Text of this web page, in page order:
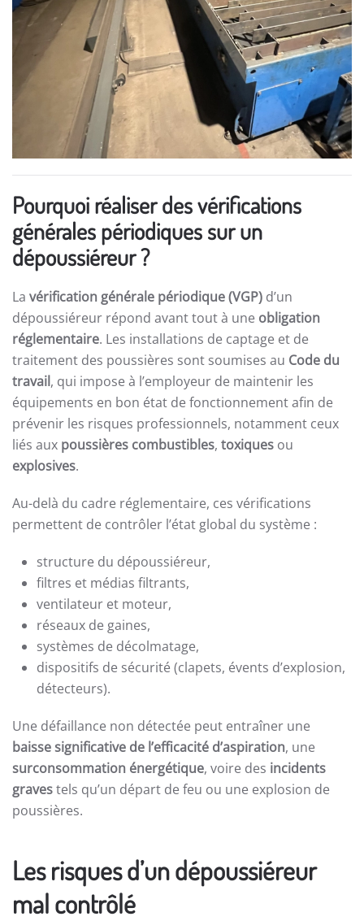
Pourquoi réaliser des vérifications
générales périodiques sur un
dépoussiéreur ?
La vérification générale périodique (VGP) d’un
dépoussiéreur répond avant tout à une obligation
réglementaire. Les installations de captage et de
traitement des poussières sont soumises au Code du
travail, qui impose à l’employeur de maintenir les
équipements en bon état de fonctionnement afin de
prévenir les risques professionnels, notamment ceux
liés aux poussières combustibles, toxiques ou
explosives.
Au-delà du cadre réglementaire, ces vérifications
permettent de contrôler l’état global du système :
structure du dépoussiéreur,
filtres et médias filtrants,
ventilateur et moteur,
réseaux de gaines,
systèmes de décolmatage,
dispositifs de sécurité (clapets, évents d’explosion,
détecteurs).
Une défaillance non détectée peut entraîner une
baisse significative de l’efficacité d’aspiration, une
surconsommation énergétique, voire des incidents
gravestels qu’un départ de feu ou une explosion de
poussières.
Les risques d’un dépoussiéreur
mal contrôlé